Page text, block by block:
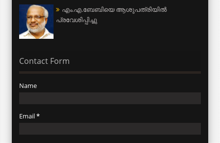
എം.എ.ബേബിയെ ആശുപത്രിയില്‍
പ്രവേശിപ്പിച്ചു
Contact Form
Name
Email*